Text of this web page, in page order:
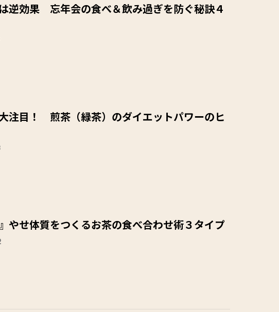
逆効果 忘年会の食べ＆飲み過ぎを防ぐ秘訣４
注目！ 煎茶（緑茶）のダイエットパワーのヒ
』やせ体質をつくるお茶の食べ合わせ術３タイプ